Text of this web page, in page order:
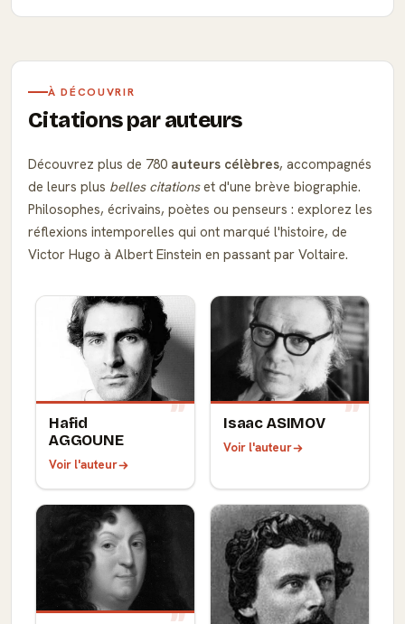
À DÉCOUVRIR
Citations par auteurs
Découvrez plus de 780 auteurs célèbres, accompagnés
de leurs plus belles citationset d'une brève biographie.
Philosophes, écrivains, poètes ou penseurs : explorez les
réflexions intemporelles qui ont marqué l'histoire, de
Victor Hugo à Albert Einstein en passant par Voltaire.
Hafid
AGGOUNE
Voir l'auteur
Isaac ASIMOV
Voir l'auteur